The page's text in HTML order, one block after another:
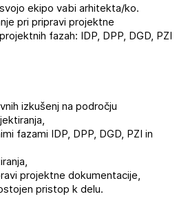
ekipo vabi arhitekta/ko.
pri pripravi projektne
fazah: IDP, DPP, DGD, PZI
izkušenj na področju
fazami IDP, DPP, DGD, PZI in
projektne dokumentacije,
pristop k delu.
javnih naročil
objave